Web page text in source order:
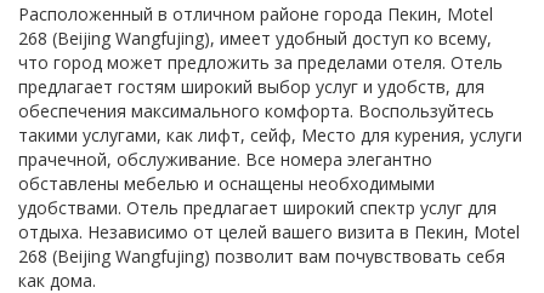
Расположенный в отличном районе города Пекин, Motel
268 (Beijing Wangfujing), имеет удобный доступ ко всему,
что город может предложить за пределами отеля. Отель
предлагает гостям широкий выбор услуг и удобств, для
обеспечения максимального комфорта. Воспользуйтесь
такими услугами, как лифт, сейф, Место для курения, услуги
прачечной, обслуживание. Все номера элегантно
обставлены мебелью и оснащены необходимыми
удобствами. Отель предлагает широкий спектр услуг для
отдыха. Независимо от целей вашего визита в Пекин, Motel
268 (Beijing Wangfujing) позволит вам почувствовать себя
как дома.